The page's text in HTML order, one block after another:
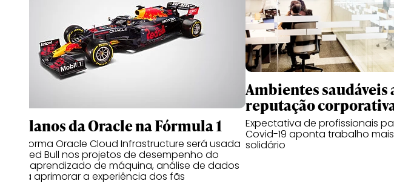
Os planos da Oracle na Fórmula 1
Plataforma Oracle Cloud Infrastructure será usada
pela Red Bull nos projetos de desempenho do
carro, aprendizado de máquina, análise de dados
e para aprimorar a experiência dos fãs
Ambientes saudáveis
reputação
Expectativa de profissionais
Covid-19 aponta trabalho
solidário